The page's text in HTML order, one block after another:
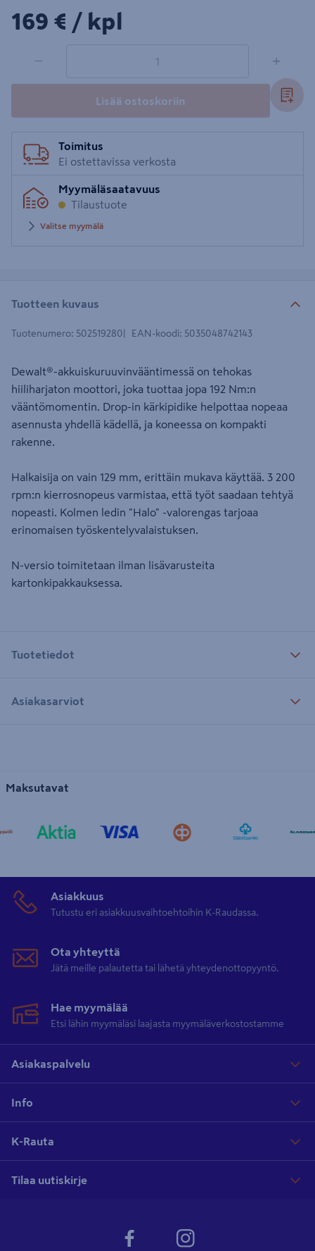
169€/kpl
169 € / kpl
− +
Lisää ostoskoriin
Toimitus
Ei ostettavissa verkosta
Myymäläsaatavuus
Tilaustuote
Valitse myymälä
Tuotteen kuvaus
Tuotenumero: 502519280 EAN-koodi: 5035048742143
Dewalt®-akkuiskuruuvinvääntimessä on tehokas
hiiliharjaton moottori, joka tuottaa jopa 192 Nm:n
vääntömomentin. Drop-in kärkipidike helpottaa nopeaa
asennusta yhdellä kädellä, ja koneessa on kompakti
rakenne.
Halkaisija on vain 129 mm, erittäin mukava käyttää. 3 200
rpm:n kierrosnopeus varmistaa, että työt saadaan tehtyä
nopeasti. Kolmen ledin "Halo" -valorengas tarjoaa
erinomaisen työskentelyvalaistuksen.
N-versio toimitetaan ilman lisävarusteita
kartonkipakkauksessa.
Tuotetiedot
Asiakasarviot
Maksutavat
Asiakkuus
Tutustu eri asiakkuusvaihtoehtoihin K-Raudassa.
Ota yhteyttä
Jätä meille palautetta tai lähetä yhteydenottopyyntö.
Hae myymälää
Etsi lähin myymäläsi laajasta myymäläverkostostamme
Asiakaspalvelu
Info
K-Rauta
Tilaa uutiskirje